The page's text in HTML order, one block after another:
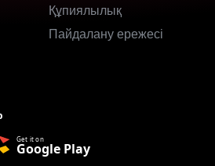
Құпиялылық
Пайдалану ережесі
Get it on
Google Play